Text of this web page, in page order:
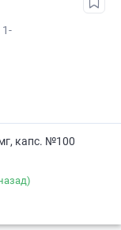
капс. №100